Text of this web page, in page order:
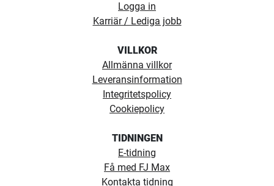
Logga in
Karriär / Lediga jobb
VILLKOR
Allmänna villkor
Leveransinformation
Integritetspolicy
Cookiepolicy
TIDNINGEN
E-tidning
Få med FJ Max
Kontakta tidning